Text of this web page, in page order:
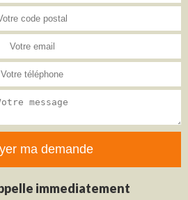
immediatement